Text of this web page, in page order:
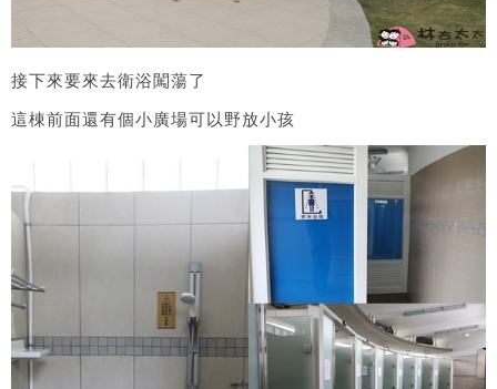
接下來要來去衛浴闖蕩了
這棟前面還有個小廣場可以野放小孩